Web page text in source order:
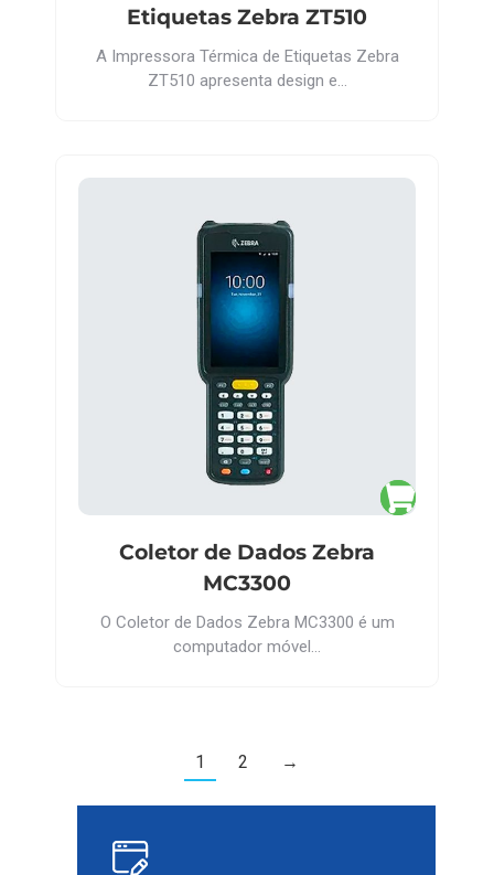
Etiquetas Zebra ZT510
A Impressora Térmica de Etiquetas Zebra
ZT510 apresenta design e…
Coletor de Dados Zebra
MC3300
O Coletor de Dados Zebra MC3300 é um
computador móvel…
1 2 →